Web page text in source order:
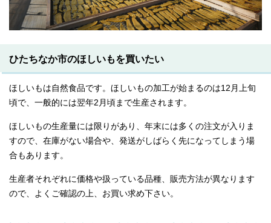
ひたちなか市のほしいもを買いたい
ほしいもは自然食品です。ほしいもの加工が始まるのは12月上旬
頃で、一般的には翌年2月頃まで生産されます。
ほしいもの生産量には限りがあり、年末には多くの注文が入りま
すので、在庫がない場合や、発送がしばらく先になってしまう場
合もあります。
生産者それぞれに価格や扱っている品種、販売方法が異なります
ので、よくご確認の上、お買い求め下さい。